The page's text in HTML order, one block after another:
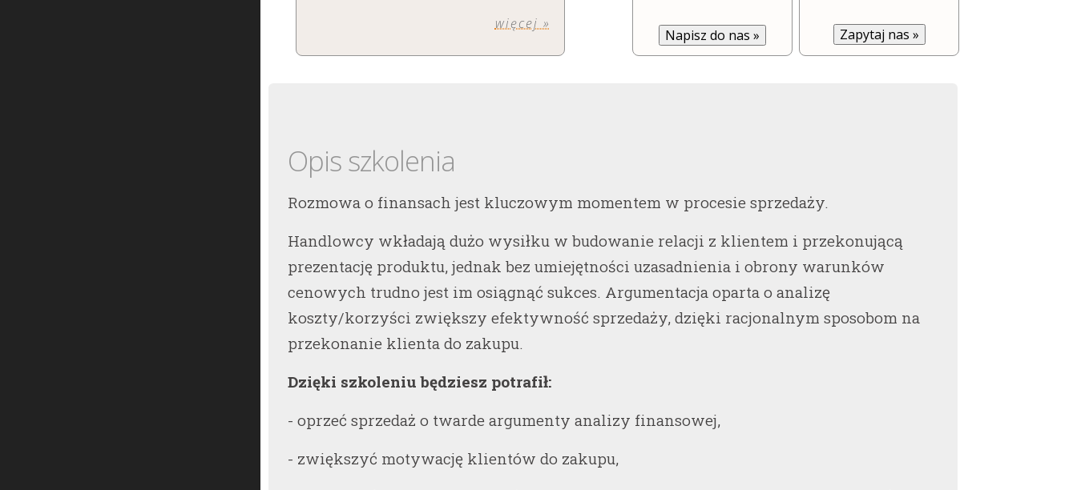
więcej »
Napisz do nas » Zapytaj nas »
Opis szkolenia
Rozmowa o finansach jest kluczowym momentem w procesie sprzedaży.
Handlowcy wkładają dużo wysiłku w budowanie relacji z klientem i przekonującą
prezentację produktu, jednak bez umiejętności uzasadnienia i obrony warunków
cenowych trudno jest im osiągnąć sukces. Argumentacja oparta o analizę
koszty/korzyści zwiększy efektywność sprzedaży, dzięki racjonalnym sposobom na
przekonanie klienta do zakupu.
Dzięki szkoleniu będziesz potrafił:
- oprzeć sprzedaż o twarde argumenty analizy finansowej,
- zwiększyć motywację klientów do zakupu,